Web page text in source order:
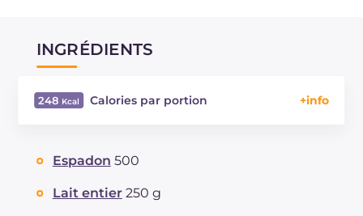
INGRÉDIENTS
248 Calories par portion
Dont sucres
Protéine
Espadon 500
Lait entier 250 g